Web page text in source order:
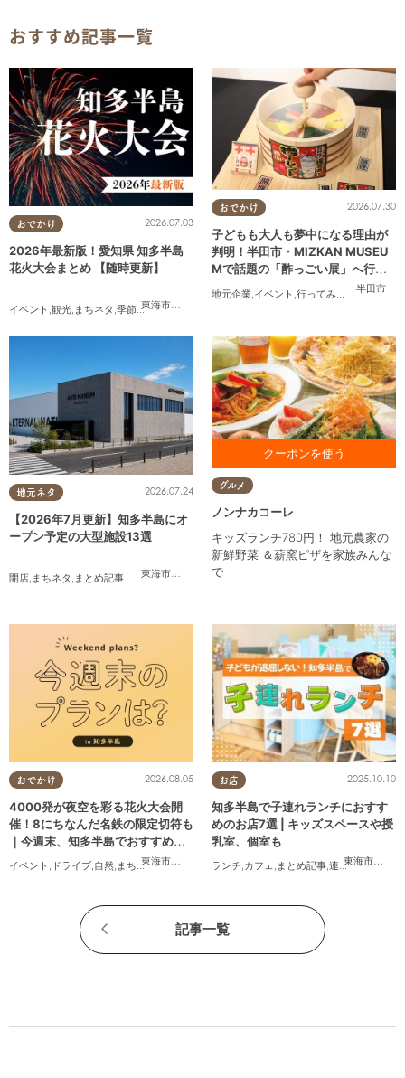
おすすめ記事一覧
おでかけ
東海市
,大府市
2026.07.03
2026年最新版！愛知県 知多半島
花火大会まとめ 【随時更新】
イベント ,観光, まちネタ ,季節ネタ ,まとめ記事
おでかけ
半田市
2026.07.30
子どもも大人も夢中になる理由が
判明！半田市・MIZKAN MUSEU
Mで話題の「酢っごい展」へ行っ
てみた｜7/25(土)～8/30(日)／ち
たまる広告
地元企業 イベント 行ってみたレポ ,ちたま
地元ネタ
東海市大府市 知多市
2026.07.24
【2026年7月更新】知多半島にオ
ープン予定の大型施設13選
開店, まちネタ , まとめ記事
お食事をご利用の方に カタラ
ーナプレゼント ※1クーポンで
最大4名様まで対応
グルメ
ノンナカコーレ
キッズランチ780円！ 地元農家の
新鮮野菜 ＆薪窯ピザを家族みんな
で
おでかけ
東海市大府市 東浦町, 半田市 美浜町
2026.08.05
4000発が夜空を彩る花火大会開
催！8にちなんだ名鉄の限定切符も
｜今週末、知多半島でおすすめの
プラン【8/8(土)・9(日)】
イベント , ドライブ,自然, まちネタ ,季節ネタ 親子 ,家族
お店
東海市大府
2025.10.10
知多半島で子連れランチにおすす
めのお店7選 | キッズスペースや授
乳室、個室も
ランチ,カフェ, まとめ記事,連載 ,親子 個室
記事一覧